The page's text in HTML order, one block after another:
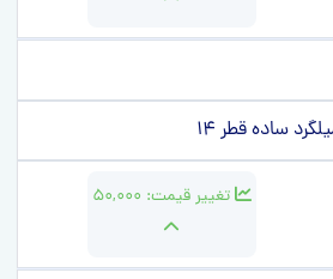
ساده قطر 14
تغییر قیمت: 50,000